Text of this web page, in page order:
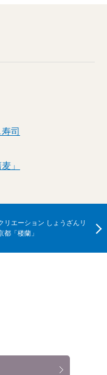
司
」
リエーション しょうざんリ
都「楼蘭」